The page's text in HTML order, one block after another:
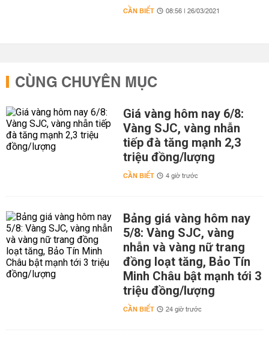
CẦN BIẾT 08:56 | 26/03/2021
CÙNG CHUYÊN MỤC
Giá vàng hôm nay 6/8:
Vàng SJC, vàng nhẫn
tiếp đà tăng mạnh 2,3
triệu đồng/lượng
CẦN BIẾT 4 giờ trước
Bảng giá vàng hôm nay
5/8: Vàng SJC, vàng
nhẫn và vàng nữ trang
đồng loạt tăng, Bảo Tín
Minh Châu bật mạnh tới 3
triệu đồng/lượng
CẦN BIẾT 24 giờ trước